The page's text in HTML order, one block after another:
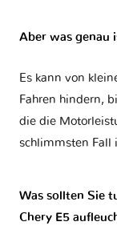
Aber was genau
Es kann von
Fahren hindern,
die die
schlimmsten Fall
Was sollten Sie
Chery E5